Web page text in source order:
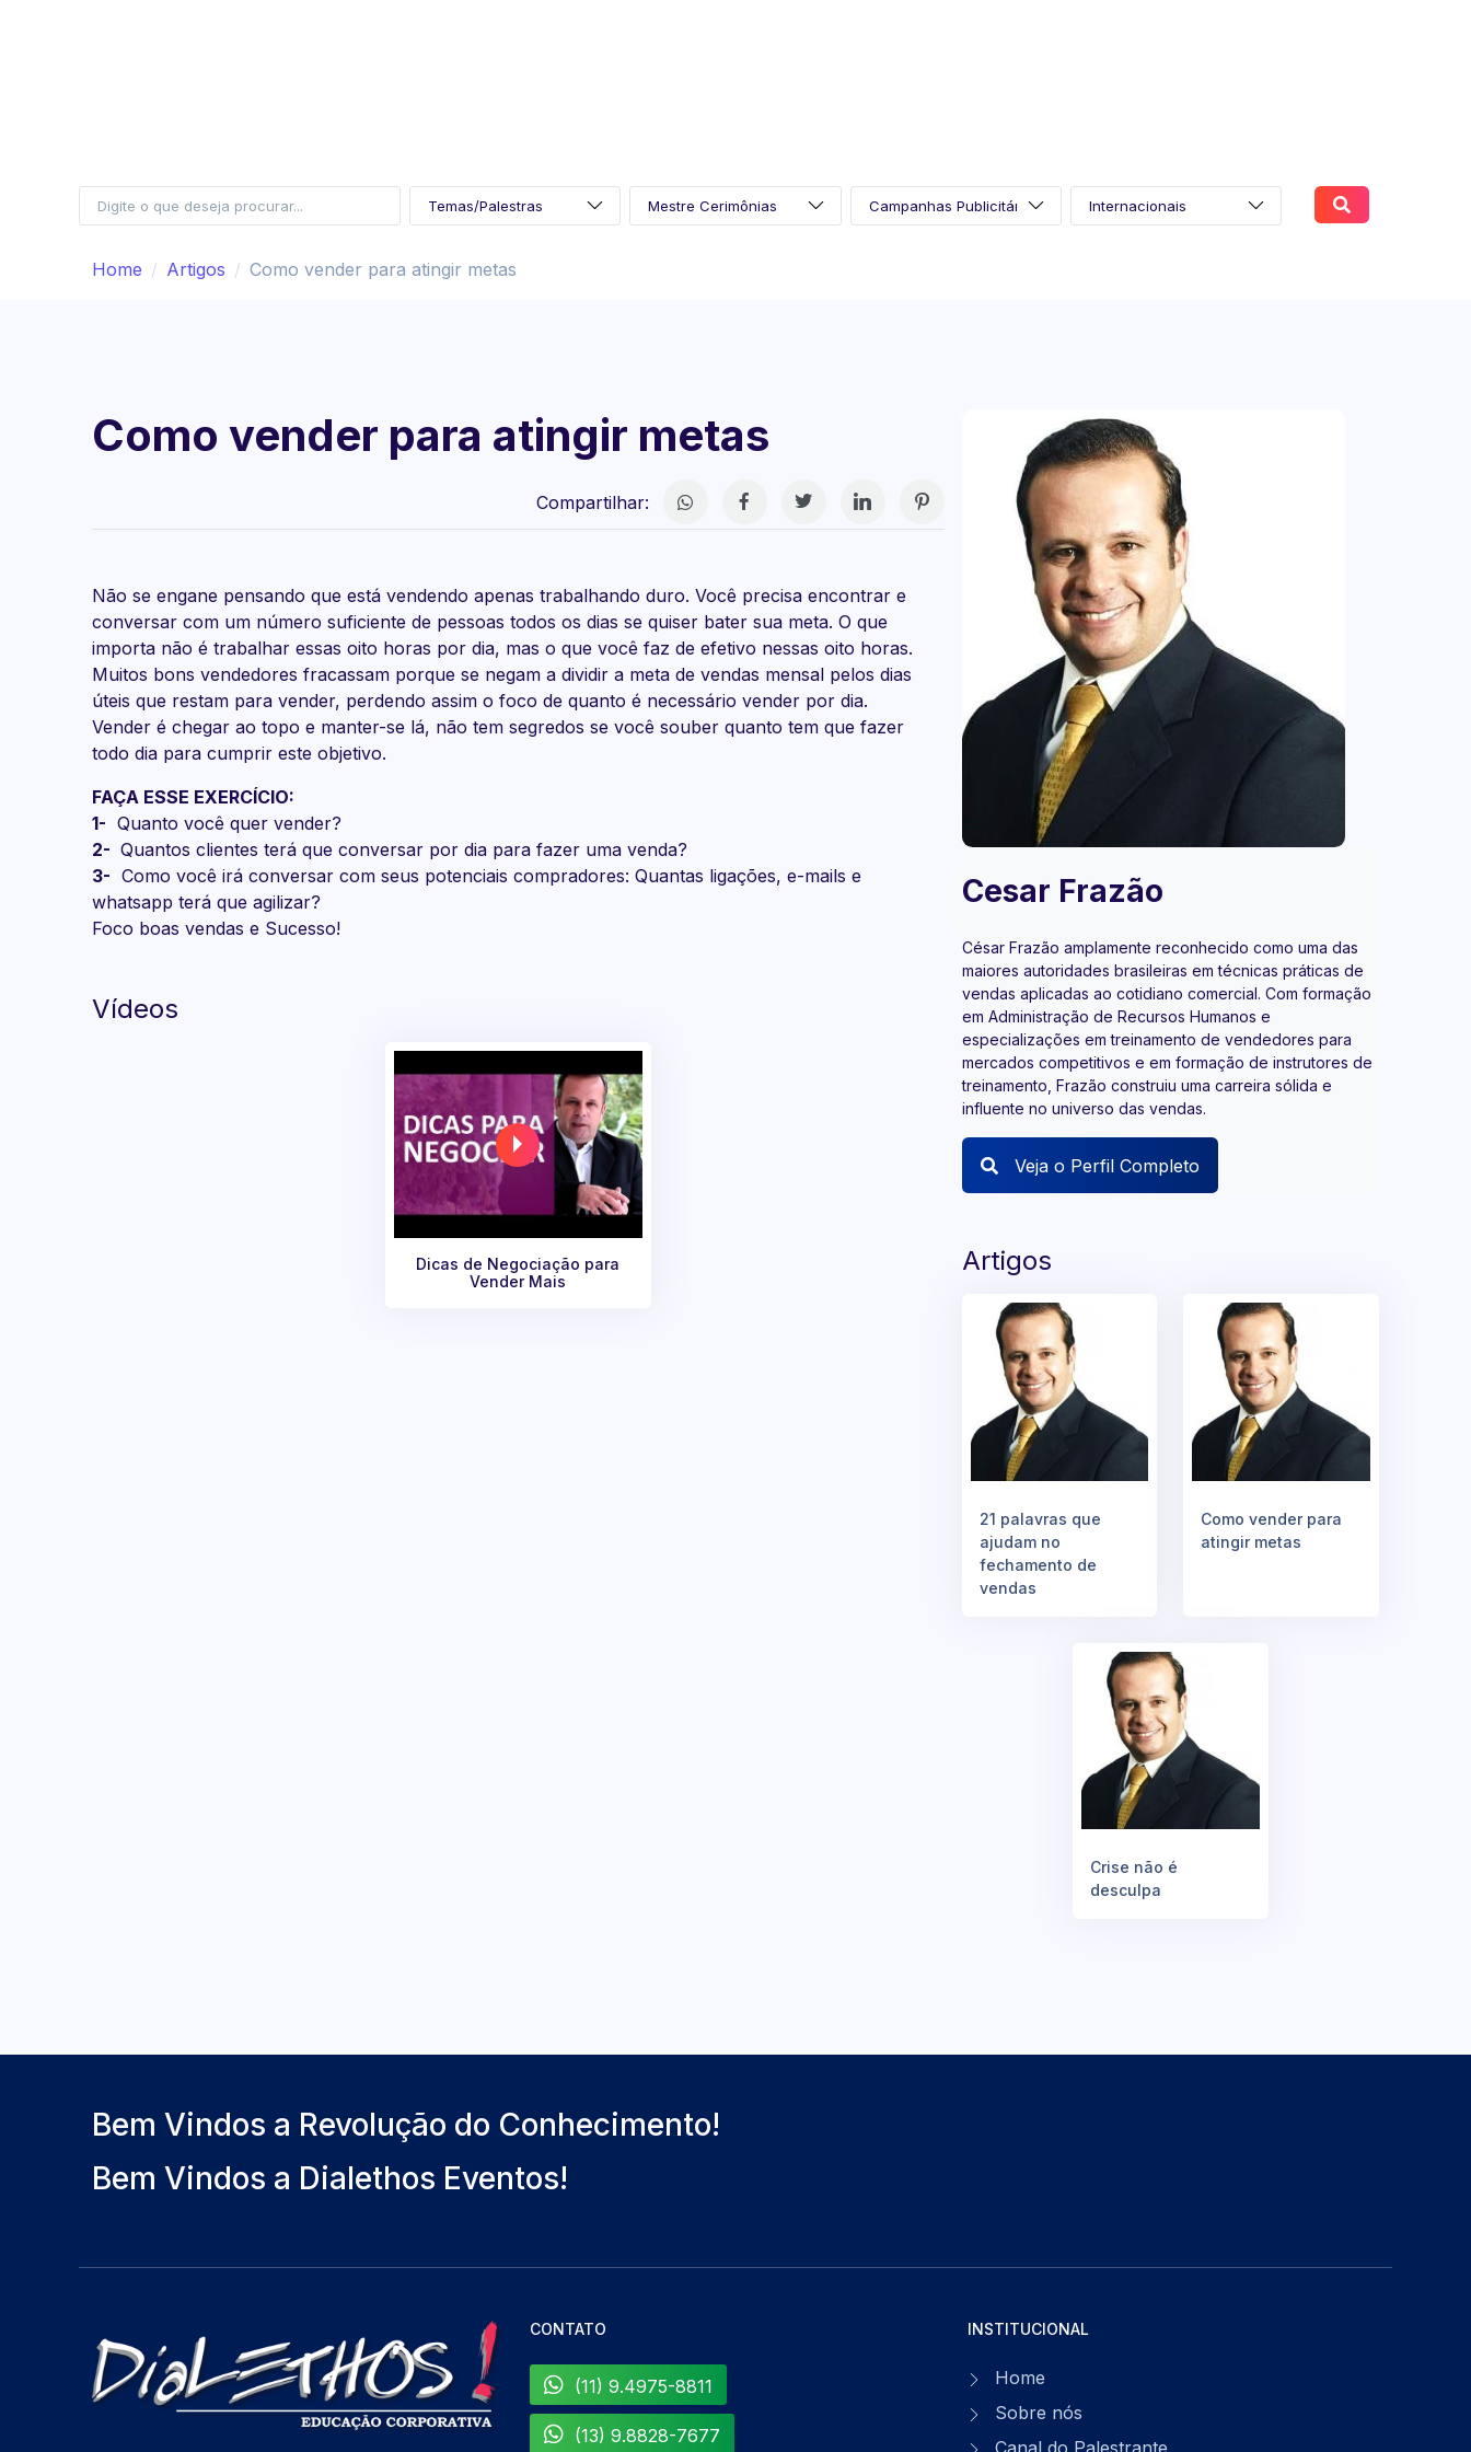
Home Artigos Como vender para atingir metas
Como vender para atingir metas
Compartilhar:
Não se engane pensando que está vendendo apenas trabalhando duro. Você precisa encontrar e
conversar com um número suficiente de pessoas todos os dias se quiser bater sua meta. O que
importa não é trabalhar essas oito horas por dia, mas o que você faz de efetivo nessas oito horas.
Muitos bons vendedores fracassam porque se negam a dividir a meta de vendas mensal pelos dias
úteis que restam para vender, perdendo assim o foco de quanto é necessário vender por dia.
Vender é chegar ao topo e manter-se lá, não tem segredos se você souber quanto tem que fazer
todo dia para cumprir este objetivo.
FAÇA ESSE EXERCÍCIO:
1- Quanto você quer vender?
2- Quantos clientes terá que conversar por dia para fazer uma venda?
3- Como você irá conversar com seus potenciais compradores: Quantas ligações, e-mails e
whatsapp terá que agilizar?
Foco boas vendas e Sucesso!
Vídeos
Dicas de Negociação para
Vender Mais
Cesar Frazão
César Frazão amplamente reconhecido como uma das
maiores autoridades brasileiras em técnicas práticas de
vendas aplicadas ao cotidiano comercial. Com formação
em Administração de Recursos Humanos e
especializações em treinamento de vendedores para
mercados competitivos e em formação de instrutores de
treinamento, Frazão construiu uma carreira sólida e
influente no universo das vendas.​
Veja o Perfil Completo
Artigos
21 palavras que
ajudam no
fechamento de
vendas
Como vender para
atingir metas
Crise não é
desculpa
Bem Vindos a Revolução do Conhecimento!
Bem Vindos a Dialethos Eventos!
CONTATO
(11) 9.4975-8811
(13) 9.8828-7677
INSTITUCIONAL
Home
Sobre nós